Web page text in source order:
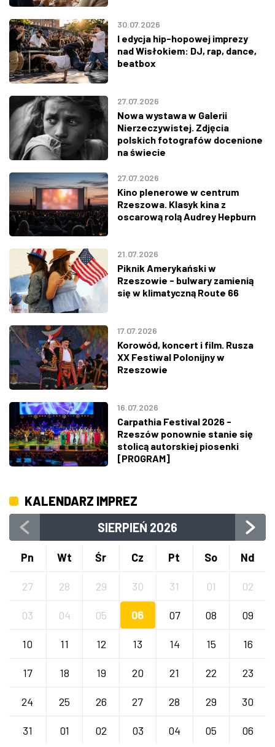
30.07.2026
I edycja hip-hopowej imprezy
nad Wisłokiem: DJ, rap, dance,
beatbox
27.07.2026
Nowa wystawa w Galerii
Nierzeczywistej. Zdjęcia
polskich fotografów docenione
na świecie
27.07.2026
Kino plenerowe w centrum
Rzeszowa. Klasyk kina z
oscarową rolą Audrey Hepburn
21.07.2026
Piknik Amerykański w
Rzeszowie - bulwary zamienią
się w klimatyczną Route 66
17.07.2026
Korowód, koncert i film. Rusza
XX Festiwal Polonijny w
Rzeszowie
16.07.2026
Carpathia Festival 2026 -
Rzeszów ponownie stanie się
stolicą autorskiej piosenki
[PROGRAM]
KALENDARZ IMPREZ
SIERPIEŃ 2026
Pn Wt Śr Cz Pt So Nd
27 28 29 30 31 01 02
03 04 05 06 07 08 09
10 11 12 13 14 15 16
17 18 19 20 21 22 23
24 25 26 27 28 29 30
31 01 02 03 04 05 06